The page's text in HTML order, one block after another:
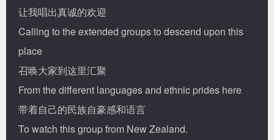
让我唱出真诚的欢迎
Calling to the extended groups to descend upon this
place
召唤大家到这里汇聚
From the different languages and ethnic prides here
带着自己的民族自豪感和语言
To watch this group from New Zealand.